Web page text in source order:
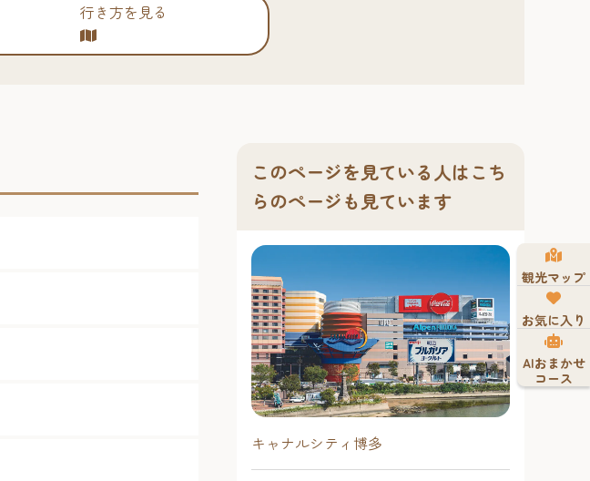
行き方を見る
このページを見ている人はこち
らのページも見ています
キャナルシティ博多
観光マップ
お気に入り
AIおまかせ
コース